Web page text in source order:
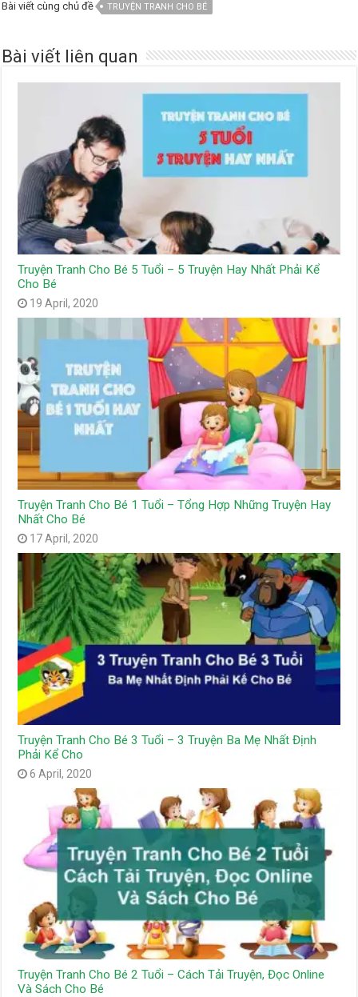
Bài viết cùng chủ đề TRUYỆN TRANH CHO BÉ
Bài viết liên quan
Truyện Tranh Cho Bé 5 Tuổi – 5 Truyện Hay Nhất Phải Kể
Cho Bé
19 April, 2020
Truyện Tranh Cho Bé 1 Tuổi – Tổng Hợp Những Truyện Hay
Nhất Cho Bé
17 April, 2020
Truyện Tranh Cho Bé 3 Tuổi – 3 Truyện Ba Mẹ Nhất Định
Phải Kể Cho
6 April, 2020
Truyện Tranh Cho Bé 2 Tuổi – Cách Tải Truyện, Đọc Online
Và Sách Cho Bé